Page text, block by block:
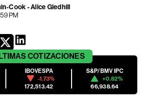
Cook - Alice Gledhill
PM
COTIZACIONES
IBOVESPA
-1.73%
172,513.42
S&P/BMV IPC
+0.82%
66,938.64